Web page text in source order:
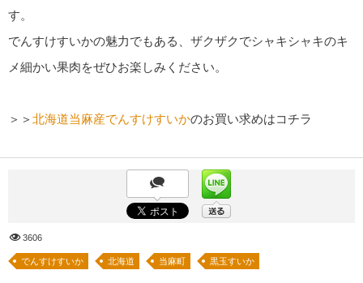
す。
でんすけすいかの魅力でもある、ザクザクでシャキシャキのキ
メ細かい果肉をぜひお楽しみください。
＞＞ 北海道当麻産でんすけすいかのお買い求めはコチラ
3606
でんすけすいか 北海道 当麻町 黒玉すいか